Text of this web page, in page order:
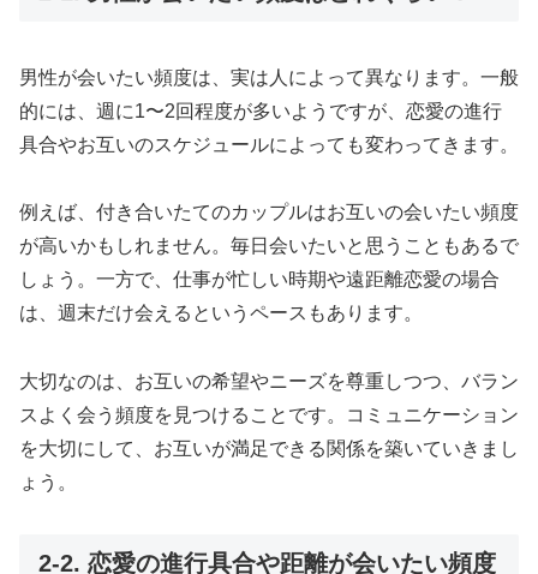
男性が会いたい頻度は、実は人によって異なります。一般
的には、週に1〜2回程度が多いようですが、恋愛の進行
具合やお互いのスケジュールによっても変わってきます。
例えば、付き合いたてのカップルはお互いの会いたい頻度
が高いかもしれません。毎日会いたいと思うこともあるで
しょう。一方で、仕事が忙しい時期や遠距離恋愛の場合
は、週末だけ会えるというペースもあります。
大切なのは、お互いの希望やニーズを尊重しつつ、バラン
スよく会う頻度を見つけることです。コミュニケーション
を大切にして、お互いが満足できる関係を築いていきまし
ょう。
2-2. 恋愛の進行具合や距離が会いたい頻度